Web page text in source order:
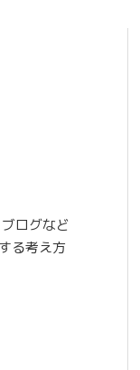
ログなど
る考え方